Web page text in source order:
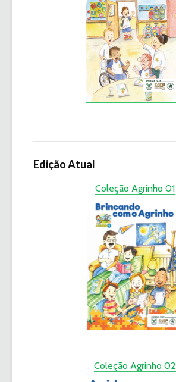
Edição Atual
Coleção Agrinho 01
Coleção Agrinho 02